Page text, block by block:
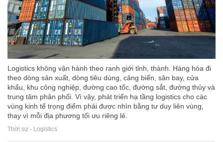
Logistics không vận hành theo ranh giới tỉnh, thành. Hàng hóa đi
theo dòng sản xuất, dòng tiêu dùng, cảng biển, sân bay, cửa
khẩu, khu công nghiệp, đường cao tốc, đường sắt, đường thủy và
trung tâm phân phối. Vì vậy, phát triển hạ tầng logistics cho các
vùng kinh tế trọng điểm phải được nhìn bằng tư duy liên vùng,
thay vì mỗi địa phương tối ưu riêng lẻ.
Thời sự - Logistics